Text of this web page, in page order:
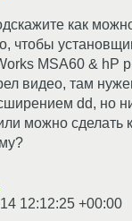
как
чтобы
MSA60 & hP
видео, там
dd, но
можно сделать
12:12:25 +00:00